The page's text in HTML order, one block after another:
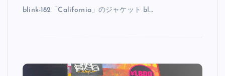
blink-182「California」のジャケット bl…